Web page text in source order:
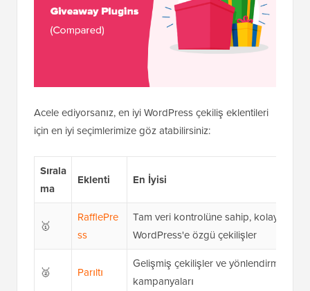
Acele ediyorsanız, en iyi WordPress çekiliş eklentileri
için en iyi seçimlerimize göz atabilirsiniz:
Sırala
ma
Eklenti En İyisi
🥇
RafflePre
ss
Tam veri kontrolüne sahip, kolay,
WordPress'e özgü çekilişler
🥈 Parıltı
Gelişmiş çekilişler ve yönlendirme
kampanyaları